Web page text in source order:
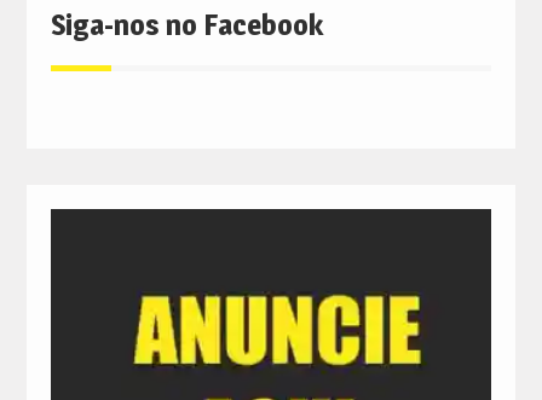
Siga-nos no Facebook